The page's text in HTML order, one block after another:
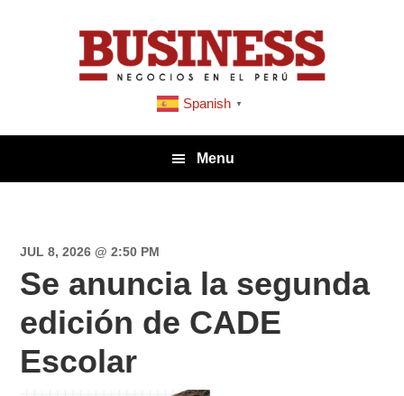
Spanish ▼
Menu
JUL 8, 2026 @ 2:50 PM
Se anuncia la segunda
edición de CADE
Escolar